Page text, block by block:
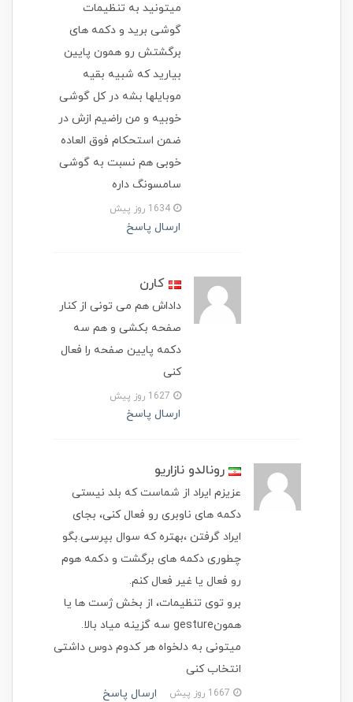
میتونید به تنظیمات
گوشی برید و دکمه های
برگشتش رو همون پایین
بیارید که شبیه بقیه
موبایلها بشه در کل گوشی
خوبیه و من راضیم ازش در
ضمن استحکام فوق العاده
خوبی هم نسبت به گوشی
سامسونگ داره
ارسال پاسخ
کارن
داداش هم می تونی از کنار
صفحه بکشی و هم سه
دکمه پایین صفحه را فعال
کنی
ارسال پاسخ
رونالدو نازاریو
عزیزم ایراد از شماست که بلد نیستی
دکمه های ناوبری رو فعال کنی، بجای
ایراد گرفتن ،بهتره که سوال بپرسی.بگو
چطوری دکمه های برگشت و دکمه هوم
رو فعال یا غیر فعال کنم.
برو توی تنظیمات، از بخش ژست ها یا
همونgesture سه گزینه میاد بالا.
میتونی به دلخواه هر کدوم دوس داشتی
انتخاب کنی
ارسال پاسخ